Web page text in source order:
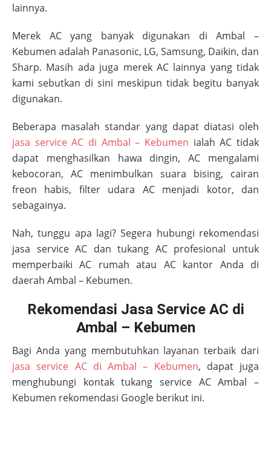
lainnya.
Merek AC yang banyak digunakan diAmbal –
Kebumen adalah Panasonic, LG, Samsung, Daikin, dan
Sharp. Masih ada juga merek AC lainnya yang tidak
kami sebutkan di sini meskipun tidak begitu banyak
digunakan.
Beberapa masalah standar yang dapat diatasi oleh
jasa service AC di Ambal – Kebumen ialah AC tidak
dapat menghasilkan hawa dingin, AC mengalami
kebocoran, AC menimbulkan suara bising, cairan
freon habis, filter udara AC menjadi kotor, dan
sebagainya.
Nah, tunggu apa lagi? Segera hubungi rekomendasi
jasa service AC dan tukang AC profesional untuk
memperbaiki AC rumah atau AC kantor Anda di
daerah Ambal – Kebumen.
Rekomendasi Jasa Service AC di
Ambal – Kebumen
Bagi Anda yang membutuhkan layanan terbaik dari
jasa service AC di Ambal – Kebumen, dapat juga
menghubungi kontak tukang service ACAmbal –
Kebumen rekomendasi Google berikut ini.